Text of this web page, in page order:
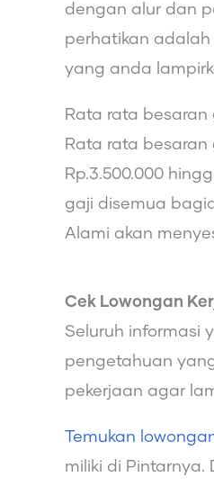
dengan alur dan
perhatikan
yang anda
Rata rata besaran
Rata rata
Rp.3.500.000
gaji disemua
Alami akan
Cek Lowongan
Seluruh informasi
pengetahuan
pekerjaan agar
Temukan
miliki di Pintarnya.